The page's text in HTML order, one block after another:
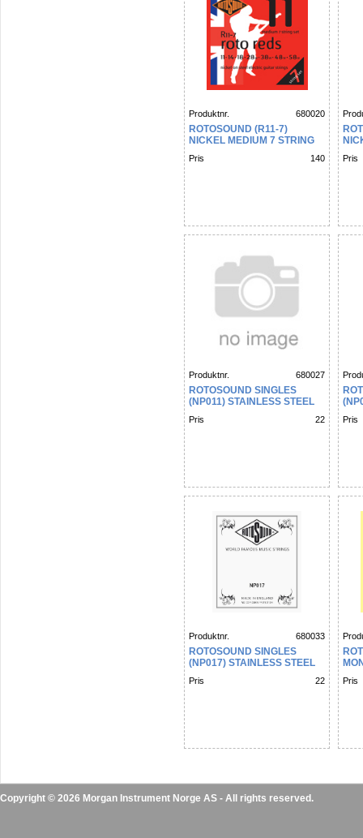
Produktnr. 680020
ROTOSOUND (R11-7)
NICKEL MEDIUM 7 STRING
Pris 140
74W
Pris
Produktnr. 680027
ROTOSOUND SINGLES
(NP011) STAINLESS STEEL
Pris 22 Pris
Produktnr. 680033
ROTOSOUND SINGLES
(NP017) STAINLESS STEEL
Pris 22 Pris
Copyright © 2026 Morgan Instrument Norge AS - All rights reserved.